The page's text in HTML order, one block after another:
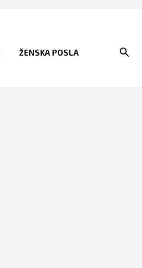
ŽENSKA POSLA